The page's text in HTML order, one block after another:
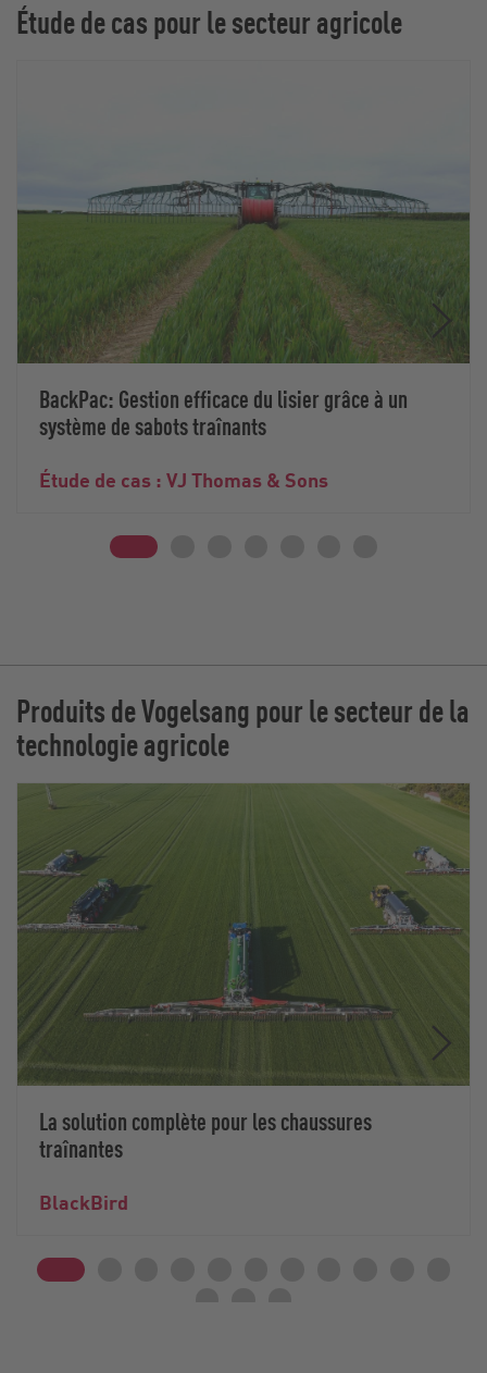
Étude de cas pour le secteur agricole
BackPac: Gestion efficace du lisier grâce à un
système de sabots traînants
Étude de cas : VJ Thomas & Sons
Produits de Vogelsang pour le secteur de la
technologie agricole
La solution complète pour les chaussures
traînantes
BlackBird